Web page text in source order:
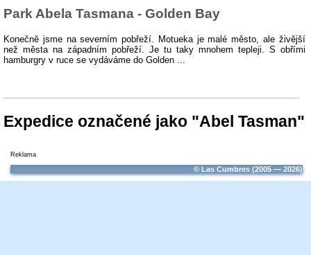
Park Abela Tasmana - Golden Bay
Konečně jsme na severním pobřeží. Motueka je malé město, ale živější
než města na západním pobřeží. Je tu taky mnohem tepleji. S obřími
hamburgry v ruce se vydáváme do Golden ...
Expedice označené jako "Abel Tasman"
Reklama
© Las Cumbres (2005 — 2026)